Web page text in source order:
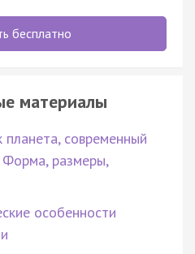
бесплатно
материалы
современный
размеры,
особенности